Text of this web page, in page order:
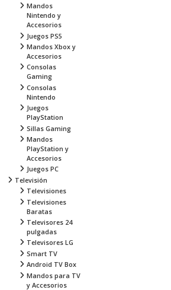
Mandos
Nintendo y
Accesorios
Juegos PS5
Mandos Xbox y
Accesorios
Consolas
Gaming
Consolas
Nintendo
Juegos
PlayStation
Sillas Gaming
Mandos
PlayStation y
Accesorios
Juegos PC
Televisión
Televisiones
Televisiones
Baratas
Televisores 24
pulgadas
Televisores LG
Smart TV
Android TV Box
Mandos para TV
y Accesorios